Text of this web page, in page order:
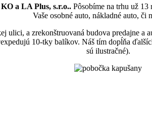
KO a LA Plus, s.r.o.. Pôsobíme na trhu už
Vaše osobné auto, nákladné auto, či
ulici, a zrekonštruovaná budova predajne
10-tky balíkov. Náš tím dopĺňa
sú ilustračné).